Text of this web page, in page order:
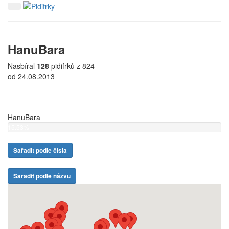
HanuBara
Nasbíral 128 pidifrků z 824
od 24.08.2013
HanuBara
Sařadit podle čísla
Sařadit podle názvu